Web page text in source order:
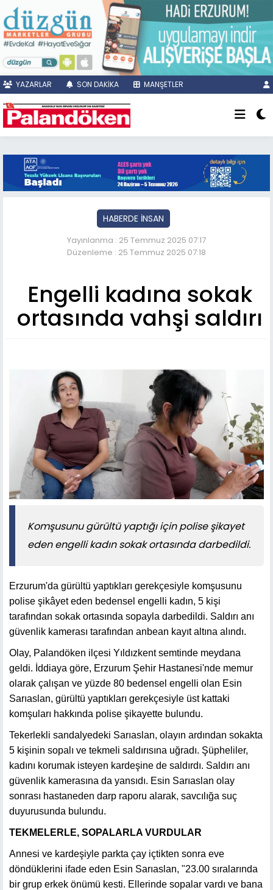
YAZARLAR SON DAKİKA MANŞETLER
HABERDE İNSAN
Yayınlanma : 25 Temmuz 2025 07:17
Düzenleme : 25 Temmuz 2025 07:18
Engelli kadına sokak
ortasında vahşi saldırı
​​​​​​​Komşusunu gürültü yaptığı için polise şikayet
eden engelli kadın sokak ortasında darbedildi.
Erzurum'da gürültü yaptıkları gerekçesiyle komşusunu
polise şikâyet eden bedensel engelli kadın, 5 kişi
tarafından sokak ortasında sopayla darbedildi. Saldırı anı
güvenlik kamerası tarafından anbean kayıt altına alındı.
Olay, Palandöken ilçesi Yıldızkent semtinde meydana
geldi. İddiaya göre, Erzurum Şehir Hastanesi'nde memur
olarak çalışan ve yüzde 80 bedensel engelli olan Esin
Sarıaslan, gürültü yaptıkları gerekçesiyle üst kattaki
komşuları hakkında polise şikayette bulundu.
Tekerlekli sandalyedeki Sarıaslan, olayın ardından sokakta
5 kişinin sopalı ve tekmeli saldırısına uğradı. Şüpheliler,
kadını korumak isteyen kardeşine de saldırdı. Saldırı anı
güvenlik kamerasına da yansıdı. Esin Sarıaslan olay
sonrası hastaneden darp raporu alarak, savcılığa suç
duyurusunda bulundu.
TEKMELERLE, SOPALARLA VURDULAR
Annesi ve kardeşiyle parkta çay içtikten sonra eve
döndüklerini ifade eden Esin Sarıaslan, "23.00 sıralarında
bir grup erkek önümü kesti. Ellerinde sopalar vardı ve bana